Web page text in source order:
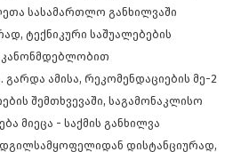
სასამართლო განხილვაში
ტექნიკური საშუალებების
კანონმდებლობით
გარდა ამისა, რეკომენდაციების მე-2
შემთხვევაში, საგამონაკლისო
მიეცა - საქმის განხილვა
დისტანციურად,